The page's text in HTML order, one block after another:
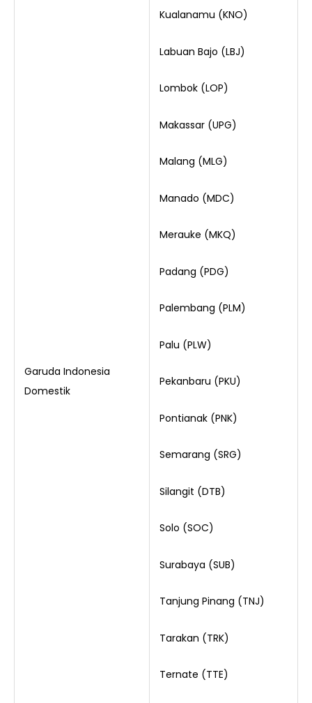
Garuda Indonesia
Domestik
Kualanamu (KNO)
Labuan Bajo (LBJ)
Lombok (LOP)
Makassar (UPG)
Malang (MLG)
Manado (MDC)
Merauke (MKQ)
Padang (PDG)
Palembang (PLM)
Palu (PLW)
Pekanbaru (PKU)
Pontianak (PNK)
Semarang (SRG)
Silangit (DTB)
Solo (SOC)
Surabaya (SUB)
Tanjung Pinang (TNJ)
Tarakan (TRK)
Ternate (TTE)